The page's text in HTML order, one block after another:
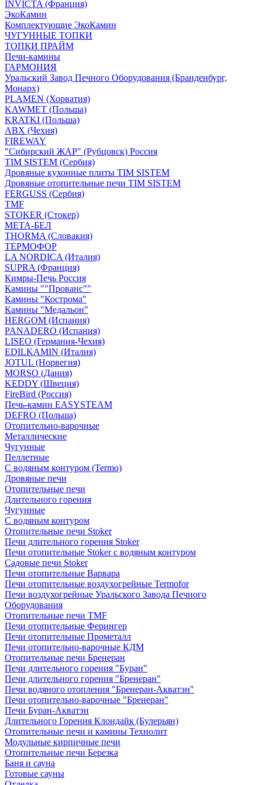
INVICTA (Франция)
ЭкоКамин
Комплектующие ЭкоКамин
ЧУГУННЫЕ ТОПКИ
ТОПКИ ПРАЙМ
Печи-камины
ГАРМОНИЯ
Уральский Завод Печного Оборудования (Бранденбург,
Монарх)
PLAMEN (Хорватия)
KAWMET (Польша)
KRATKI (Польша)
ABX (Чехия)
FIREWAY
"Сибирский ЖАР" (Рубцовск) Россия
TIM SISTEM (Сербия)
Дровяные кухонные плиты TIM SISTEM
Дровяные отопительные печи TIM SISTEM
FERGUSS (Сербия)
TMF
STOKER (Стокер)
МЕТА-БЕЛ
THORMA (Словакия)
ТЕРМОФОР
LA NORDICA (Италия)
SUPRA (Франция)
Кимры-Печь Россия
Камины ""Прованс""
Камины "Кострома"
Камины "Медальон"
HERGOM (Испания)
PANADERO (Испания)
LISEO (Германия-Чехия)
EDILKAMIN (Италия)
JOTUL (Норвегия)
MORSO (Дания)
KEDDY (Швеция)
FireBird (Россия)
Печь-камин EASYSTEAM
DEFRO (Польша)
Отопительно-варочные
Металлические
Чугунные
Пеллетные
С водяным контуром (Termo)
Дровяные печи
Отопительные печи
Длительного горения
Чугунные
C водяным контуром
Отопительные печи Stoker
Печи длительного горения Stoker
Печи отопительные Stoker с водяным контуром
Садовые печи Stoker
Печи отопительные Варвара
Печи отопительные воздухогрейные Termofor
Печи воздухогрейные Уральского Завода Печного
Оборудования
Отопительные печи TMF
Печи отопительные Ферингер
Печи отопительные Прометалл
Печи отопительно-варочные КДМ
Отопительные печи Бренеран
Печи длительного горения "Буран"
Печи длительного горения "Бренеран"
Печи водяного отопления "Бренеран-Акватэн"
Печи отопительно-варочные "Бренеран"
Печи Буран-Акватэн
Длительного Горения Клондайк (Булерьян)
Отопительные печи и камины Технолит
Модульные кирпичные печи
Отопительные печи Березка
Баня и сауна
Готовые сауны